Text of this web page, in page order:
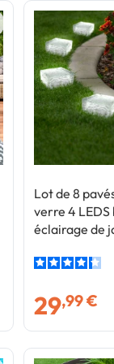
Lot de 8
verre 4 LEDS
éclairage de
29,99 €